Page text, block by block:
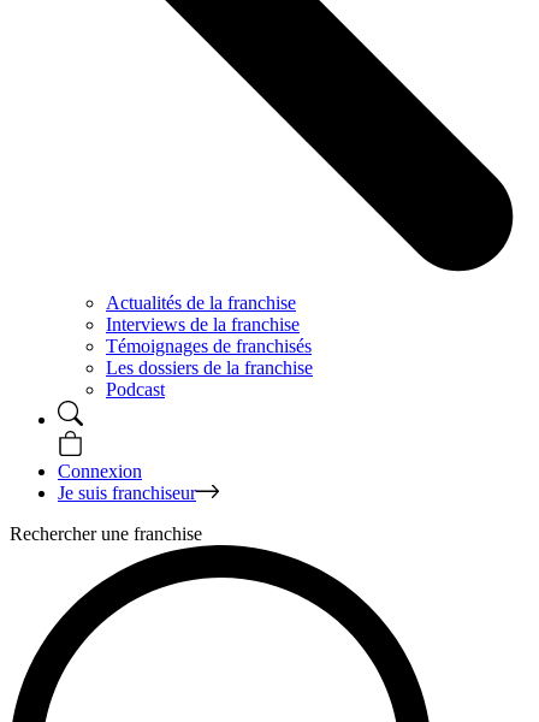
Actualités de la franchise
Interviews de la franchise
Témoignages de franchisés
Les dossiers de la franchise
Podcast
Connexion
Je suis franchiseur
Rechercher une franchise